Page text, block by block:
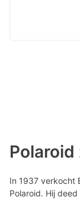
In 1937 verkocht
Polaroid. Hij